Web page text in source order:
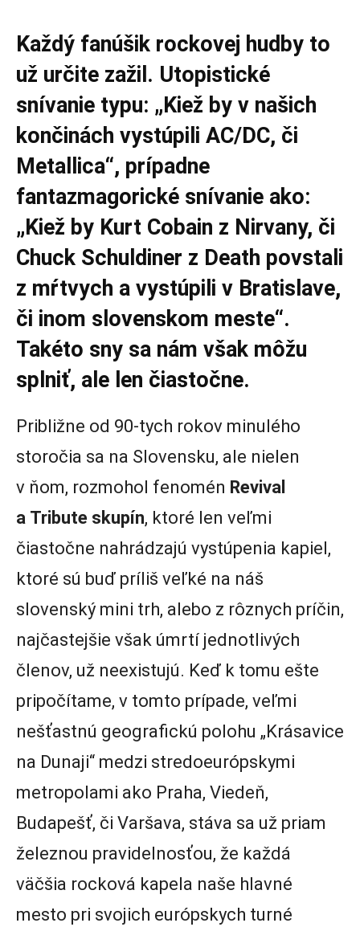
Každý fanúšik rockovej hudby to
už určite zažil. Utopistické
snívanie typu: „Kiež by v našich
končinách vystúpili AC/DC, či
Metallica“, prípadne
fantazmagorické snívanie ako:
„Kiež by Kurt Cobain z Nirvany, či
Chuck Schuldiner z Death povstali
z mŕtvych a vystúpili v Bratislave,
či inom slovenskom meste“.
Takéto sny sa nám však môžu
splniť, ale len čiastočne.
Približne od 90-tych rokov minulého
storočia sa na Slovensku, ale nielen
v ňom, rozmohol fenomén Revival
a Tribute skupín, ktoré len veľmi
čiastočne nahrádzajú vystúpenia kapiel,
ktoré sú buď príliš veľké na náš
slovenský mini trh, alebo z rôznych príčin,
najčastejšie však úmrtí jednotlivých
členov, už neexistujú. Keď k tomu ešte
pripočítame, v tomto prípade, veľmi
nešťastnú geografickú polohu „Krásavice
na Dunaji“ medzi stredoeurópskymi
metropolami ako Praha, Viedeň,
Budapešť, či Varšava, stáva sa už priam
železnou pravidelnosťou, že každá
väčšia rocková kapela naše hlavné
mesto pri svojich európskych turné